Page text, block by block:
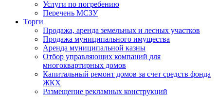
Услуги по погребению
Перечень МСЗУ
Торги
Продажа, аренда земельных и лесных участков
Продажа муниципального имущества
Аренда муниципальной казны
Отбор управляющих компаний для
многоквартирных домов
Капитальный ремонт домов за счет средств фонда
ЖКХ
Размещение рекламных конструкций